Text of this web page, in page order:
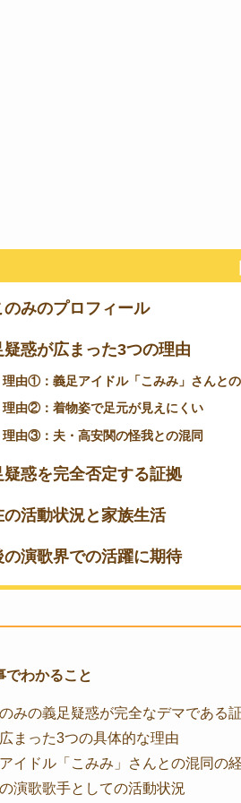
のみのプロフィール
疑惑が広まった3つの理由
理由①：義足アイドル「こみみ」さんと
理由②：着物姿で足元が見えにくい
理由③：夫・高安関の怪我との混同
疑惑を完全否定する証拠
の活動状況と家族生活
の演歌界での活躍に期待
でわかること
みの義足疑惑が完全なデマである
まった3つの具体的な理由
イドル「こみみ」さんとの混同の
演歌歌手としての活動状況